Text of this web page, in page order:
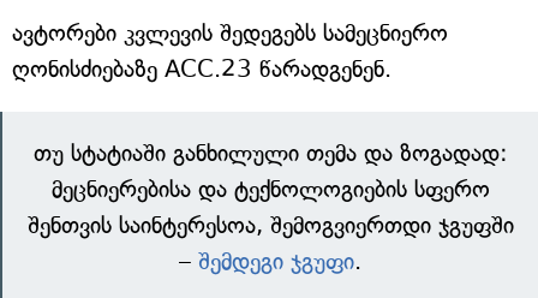
ავტორები კვლევის შედეგებს სამეცნიერო
ღონისძიებაზე ACC.23 წარადგენენ.
თუ სტატიაში განხილული თემა და ზოგადად:
მეცნიერებისა და ტექნოლოგიების სფერო
შენთვის საინტერესოა, შემოგვიერთდი ჯგუფში
– შემდეგი ჯგუფი.